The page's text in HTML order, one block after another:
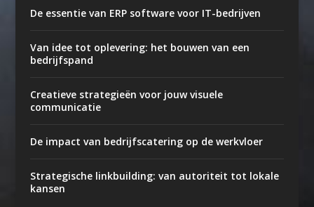
De essentie van ERP software voor IT-bedrijven
Van idee tot oplevering: het bouwen van een
bedrijfspand
Creatieve strategieën voor jouw visuele
communicatie
De impact van bedrijfscatering op de werkvloer
Strategische linkbuilding: van autoriteit tot lokale
kansen